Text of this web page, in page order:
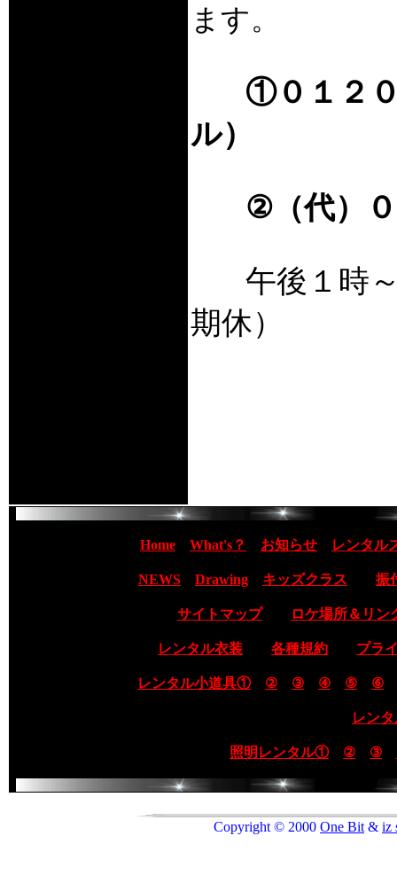
ます。
①０１２
ル）
②（代）
午後１時
期休）
Home What's？ お知らせ レンタル
NEWS Drawing キッズクラス 振
サイトマップ ロケ場所＆リン
レンタル衣装 各種規約 プラ
レンタル小道具① ② ③ ④ ⑤ ⑥
レン
照明レンタル① ② ③
Copyright © 2000 One Bit & iz